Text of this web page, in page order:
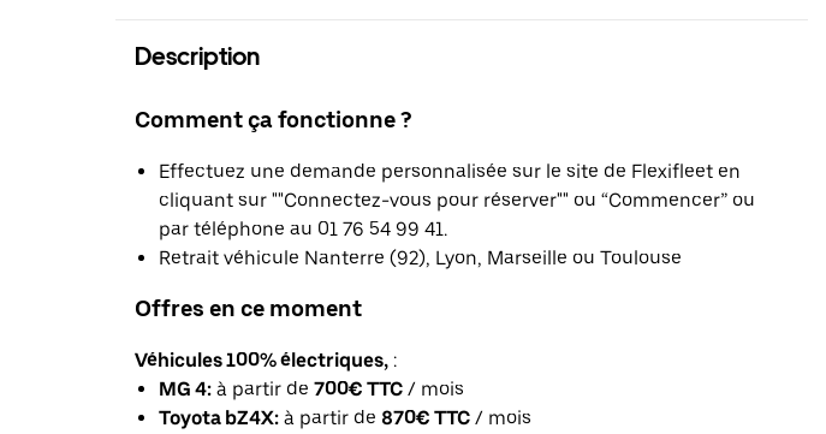
Description
Comment ça fonctionne ?
Effectuez une demande personnalisée sur le site de Flexifleet en
cliquant sur ""Connectez-vous pour réserver"" ou “Commencer” ou
par téléphone au 01 76 54 99 41.
Retrait véhicule Nanterre (92), Lyon, Marseille ou Toulouse
Offres en ce moment
Véhicules 100% électriques, :
MG 4: à partir de 700€ TTC / mois
Toyota bZ4X: à partir de 870€ TTC / mois